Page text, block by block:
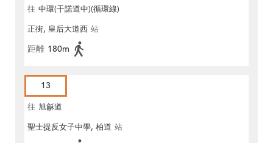
往 中環(干諾道中)(循環線)
正街, 皇后大道西 站
距離 180m
13
往 旭龢道
聖士提反女子中學, 柏道 站